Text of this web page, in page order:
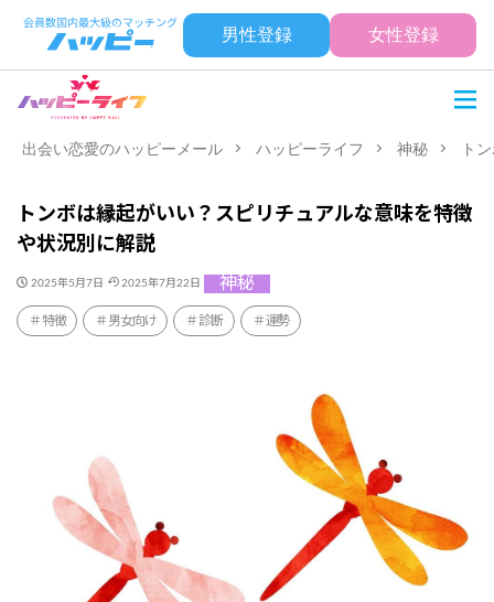
男性登録 女性登録
出会い恋愛のハッピーメール ハッピーライフ 神秘 ト
トンボは縁起がいい？スピリチュアルな意味を特徴
や状況別に解説
2025年5月7日 2025年7月22日 神秘
特徴 男女向け 診断 運勢